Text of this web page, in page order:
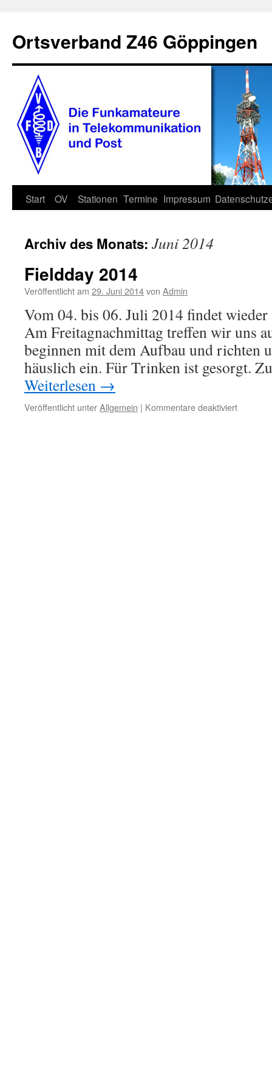
springen
Ortsverband Z46 Göppingen
Start OV Stationen Termine Impressum
Archiv des Monats: Juni 2014
Fieldday 2014
Veröffentlicht am 29. Juni 2014von Admin
Vom 04. bis 06. Juli 2014 findet wieder
Am Freitagnachmittag treffen wir uns
beginnen mit dem Aufbau und richten
häuslich ein. Für Trinken ist gesorgt.
Weiterlesen →
Veröffentlicht unterAllgemein | Kommentare deaktiviertfür